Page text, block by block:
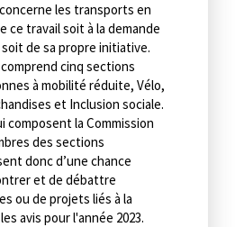
les transports en
ce travail soit à la demande
de sa propre initiative.
cinq sections
à mobilité réduite, Vélo,
et Inclusion sociale.
composent la Commission
des sections
donc d’une chance
et de débattre
ou de projets liés à la
avis pour l'année 2023.